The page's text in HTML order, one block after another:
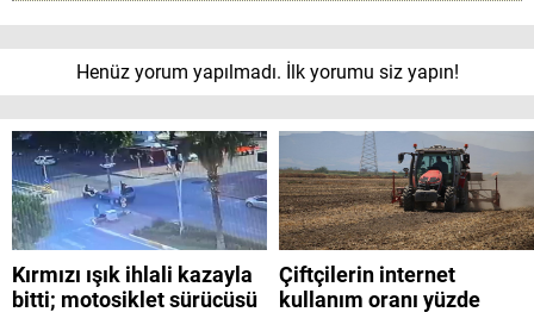
Henüz yorum yapılmadı. İlk yorumu siz yapın!
Kırmızı ışık ihlali kazayla
bitti; motosiklet sürücüsü
Çiftçilerin internet
kullanım oranı yüzde